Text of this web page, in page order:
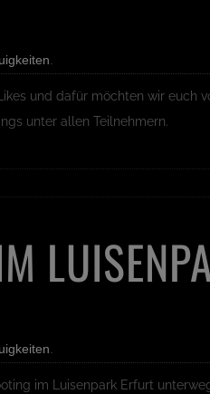
und dafür möchten wir euch
unter allen Teilnehmern.
im Luisenpark Erfurt